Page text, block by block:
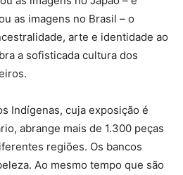
as imagens no Brasil – o
arte e identidade ao
a sofisticada cultura dos
Indígenas, cuja exposição é
abrange mais de 1.300 peças
regiões. Os bancos
Ao mesmo tempo que são